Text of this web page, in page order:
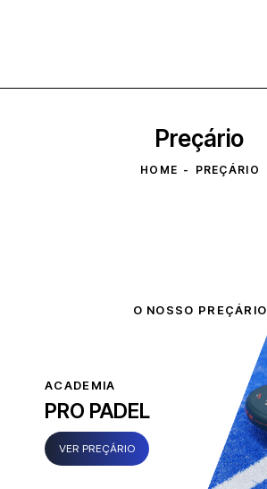
Preçário
HOME PREÇÁRIO
O NOSSO PREÇÁRIO
ACADEMIA
PRO PADEL
VER PREÇÁRIO